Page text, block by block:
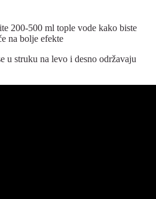
200-500 ml tople vode kako biste
na bolje efekte
u struku na levo i desno održavaju